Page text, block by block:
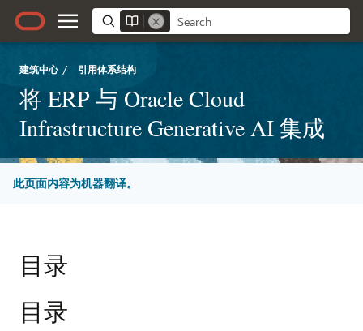
建筑中心 / 引用体系结构
将 ERP 与 Oracle Cloud
Infrastructure Generative AI 集成
此页面内容为机器翻译。
目录
目录